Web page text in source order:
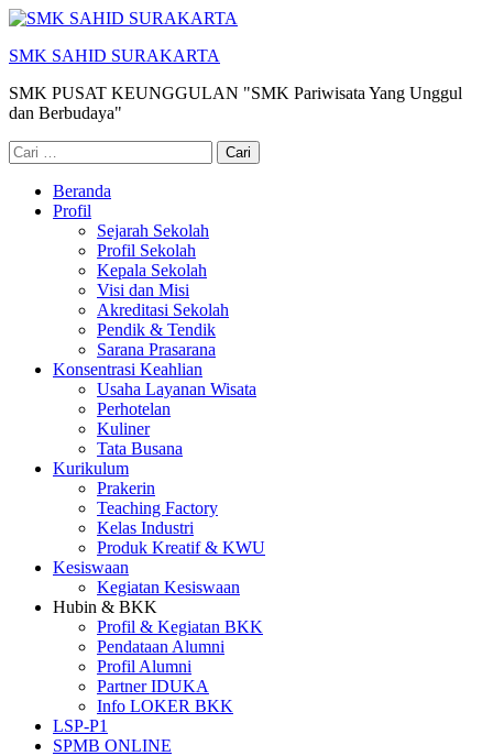
Lompat
konten
Enter)
SMK SAHID SURAKARTA
SMK PUSAT KEUNGGULAN "SMK Pariwisata Yang Unggul
dan Berbudaya"
Cari
untuk:
Beranda
Profil
Sejarah Sekolah
Profil Sekolah
Kepala Sekolah
Visi dan Misi
Akreditasi Sekolah
Pendik & Tendik
Sarana Prasarana
Konsentrasi Keahlian
Usaha Layanan Wisata
Perhotelan
Kuliner
Tata Busana
Kurikulum
Prakerin
Teaching Factory
Kelas Industri
Produk Kreatif & KWU
Kesiswaan
Kegiatan Kesiswaan
Hubin & BKK
Profil & Kegiatan BKK
Pendataan Alumni
Profil Alumni
Partner IDUKA
Info LOKER BKK
LSP-P1
SPMB ONLINE